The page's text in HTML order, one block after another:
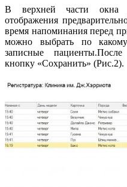
В верхней части окна
отображения
время напоминания перед
можно выбрать по
записные
кнопку «Сохранить» (Рис.2).